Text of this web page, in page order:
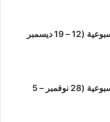
نشرة أخبار الأنمي الأسبوعية (12 – 19 ديسمبر
نشرة أخبار الأنمي الأسبوعية (28 نوفمبر – 5